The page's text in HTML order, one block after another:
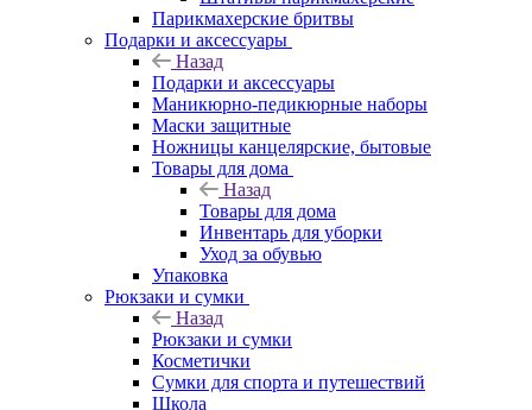
Парикмахерские бритвы
Подарки и аксессуары
Назад
Подарки и аксессуары
Маникюрно-педикюрные наборы
Маски защитные
Ножницы канцелярские, бытовые
Товары для дома
Назад
Товары для дома
Инвентарь для уборки
Уход за обувью
Упаковка
Рюкзаки и сумки
Назад
Рюкзаки и сумки
Косметички
Сумки для спорта и путешествий
Школа